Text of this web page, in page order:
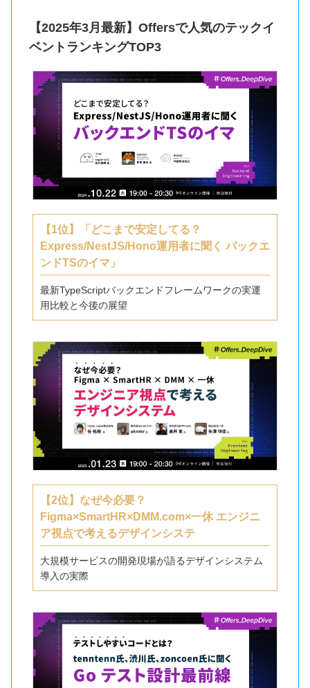
【2025年3月最新】Offersで人気のテックイ
ベントランキングTOP3
【1位】「どこまで安定してる？
Express/NestJS/Hono運用者に聞く バックエ
ンドTSのイマ」
最新TypeScriptバックエンドフレームワークの実運
用比較と今後の展望
【2位】なぜ今必要？
Figma×SmartHR×DMM.com×一休 エンジニ
ア視点で考えるデザインシステ
大規模サービスの開発現場が語るデザインシステム
導入の実際